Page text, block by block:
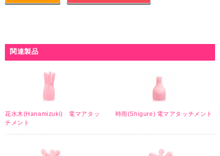
関連製品
花水木(Hanamizuki) 電マアタッ
チメント
時雨(Shigure) 電マアタッチメント